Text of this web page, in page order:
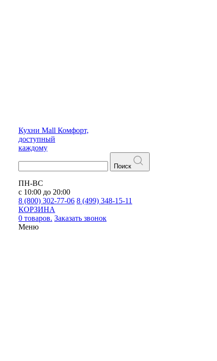
Кухни Mall Комфорт,
доступный
каждому
Поиск
ПН-ВС
с 10:00 до 20:00
8 (800) 302-77-06 8 (499) 348-15-11
КОРЗИНА
0 товаров. Заказать звонок
Меню